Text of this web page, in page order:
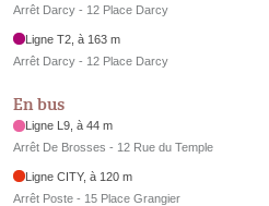
Arrêt Darcy - 12 Place Darcy
Ligne T2, à 163 m
Arrêt Darcy - 12 Place Darcy
En bus
Ligne L9, à 44 m
Arrêt De Brosses - 12 Rue du Temple
Ligne CITY, à 120 m
Arrêt Poste - 15 Place Grangier